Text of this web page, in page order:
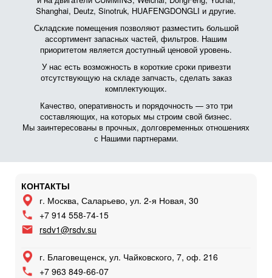
Shanghai, Deutz, Sinotruk, HUAFENGDONGLI и другие.
Складские помещения позволяют разместить большой
ассортимент запасных частей, фильтров. Нашим
приоритетом является доступный ценовой уровень.
У нас есть возможность в короткие сроки привезти
отсутствующую на складе запчасть, сделать заказ
комплектующих.
Качество, оперативность и порядочность — это три
составляющих, на которых мы строим свой бизнес.
Мы заинтересованы в прочных, долговременных отношениях
с Нашими партнерами.
КОНТАКТЫ
г. Москва, Саларьево, ул. 2-я Новая, 30
+7 914 558-74-15
rsdv1@rsdv.su
г. Благовещенск, ул. Чайковского, 7, оф. 216
+7 963 849-66-07